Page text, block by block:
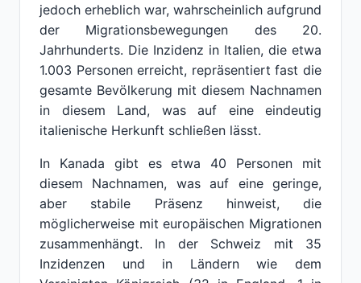
jedoch erheblich war, wahrscheinlich aufgrund
der Migrationsbewegungen des 20.
Jahrhunderts. Die Inzidenz in Italien, die etwa
1.003 Personen erreicht, repräsentiert fast die
gesamte Bevölkerung mit diesem Nachnamen
in diesem Land, was auf eine eindeutig
italienische Herkunft schließen lässt.
In Kanada gibt es etwa 40 Personen mit
diesem Nachnamen, was auf eine geringe,
aber stabile Präsenz hinweist, die
möglicherweise mit europäischen Migrationen
zusammenhängt. In der Schweiz mit 35
Inzidenzen und in Ländern wie dem